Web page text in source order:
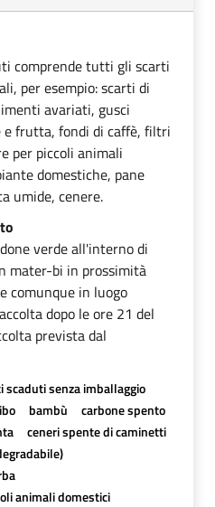
comprende tutti gli scarti
per esempio: scarti di
avariati, gusci
e frutta, fondi di caffè, filtri
per piccoli animali
domestiche, pane
umide, cenere.
verde all'interno di
mater-bi in prossimità
comunque in luogo
dopo le ore 21 del
prevista dal
scaduti senza imballaggio
bambù
carbone spento
ceneri spente di caminetti
animali domestici